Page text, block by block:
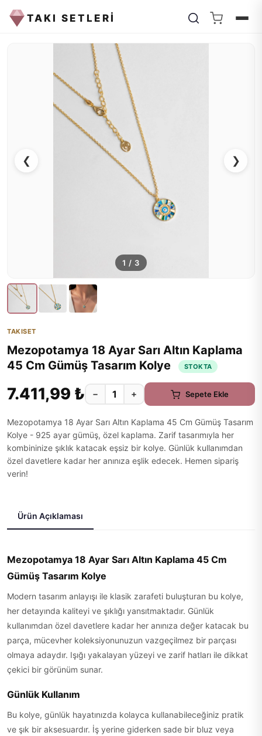
TAKI SETLERİ
❮ ❯
1 / 3
TAKISET
Mezopotamya 18 Ayar Sarı Altın Kaplama
45 Cm Gümüş Tasarım Kolye
STOKTA
7.411,99 ₺ − + Sepete Ekle
Mezopotamya 18 Ayar Sarı Altın Kaplama 45 Cm Gümüş Tasarım
Kolye - 925 ayar gümüş, özel kaplama. Zarif tasarımıyla her
kombininize şıklık katacak eşsiz bir kolye. Günlük kullanımdan
özel davetlere kadar her anınıza eşlik edecek. Hemen sipariş
verin!
Ürün Açıklaması
Mezopotamya 18 Ayar Sarı Altın Kaplama 45 Cm
Gümüş Tasarım Kolye
Modern tasarım anlayışı ile klasik zarafeti buluşturan bu kolye,
her detayında kaliteyi ve şıklığı yansıtmaktadır. Günlük
kullanımdan özel davetlere kadar her anınıza değer katacak bu
parça, mücevher koleksiyonunuzun vazgeçilmez bir parçası
olmaya adaydır. Işığı yakalayan yüzeyi ve zarif hatları ile dikkat
çekici bir görünüm sunar.
Günlük Kullanım
Bu kolye, günlük hayatınızda kolayca kullanabileceğiniz pratik
ve şık bir aksesuardır. İş yerine giderken sade bir bluz veya